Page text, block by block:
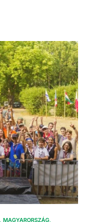
MAGYARORSZÁG